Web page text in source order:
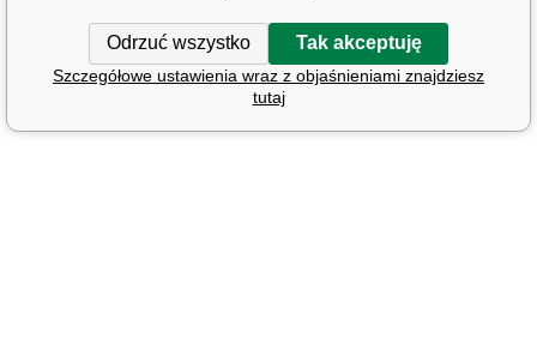
Odrzuć wszystko Tak akceptuję
Szczegółowe ustawienia wraz z objaśnieniami znajdziesz
tutaj